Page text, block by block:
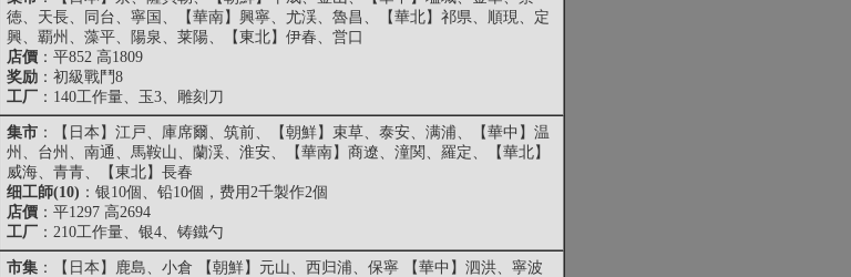
徳、天長、同台、寧国、【華南】興寧、尤渓、魯昌、【華北】祁県、順現、定
興、覇州、藻平、陽泉、莱陽、【東北】伊春、営口
店價 ：平852 高1809
奖励 ：初級戰鬥8
工厂 ：140工作量、玉3、雕刻刀
集市 ：【日本】江戸、庫席爾、筑前、【朝鮮】束草、泰安、满浦、【華中】温
州、台州、南通、馬鞍山、蘭渓、淮安、【華南】商遼、潼関、羅定、【華北】
威海、青青、【東北】長春
细工師(10) ：银10個、铅10個，费用2千製作2個
店價 ：平1297 高2694
工厂 ：210工作量、银4、铸鐵勺
市集 ：【日本】鹿島、小倉 【朝鮮】元山、西归浦、保寧 【華中】泗洪、寧波